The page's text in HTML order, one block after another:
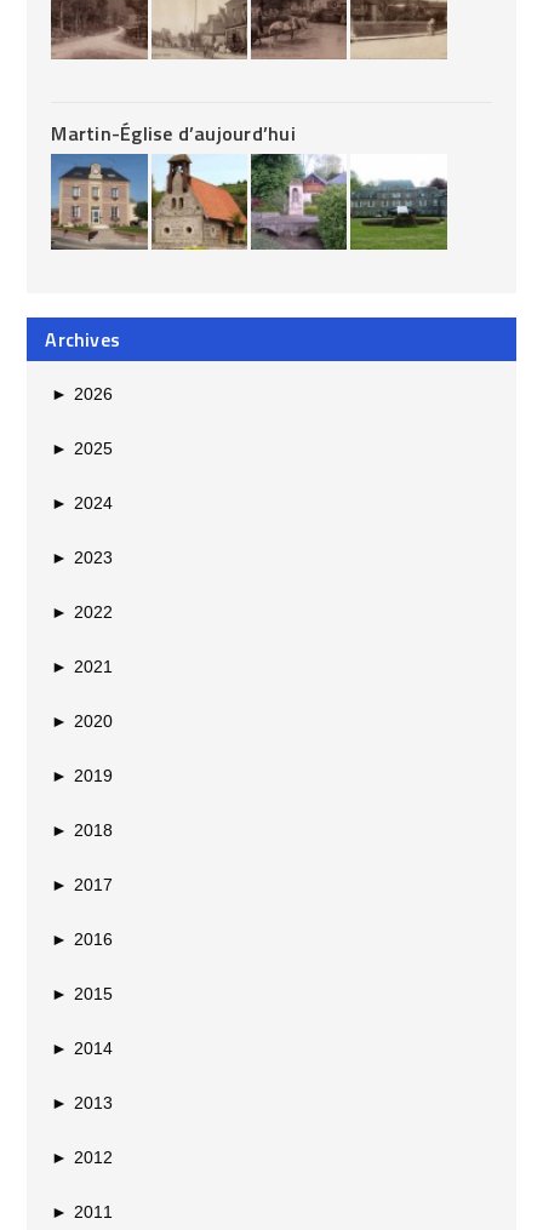
Martin-Église d’aujourd’hui
Archives
► 2026
► 2025
► 2024
► 2023
► 2022
► 2021
► 2020
► 2019
► 2018
► 2017
► 2016
► 2015
► 2014
► 2013
► 2012
► 2011